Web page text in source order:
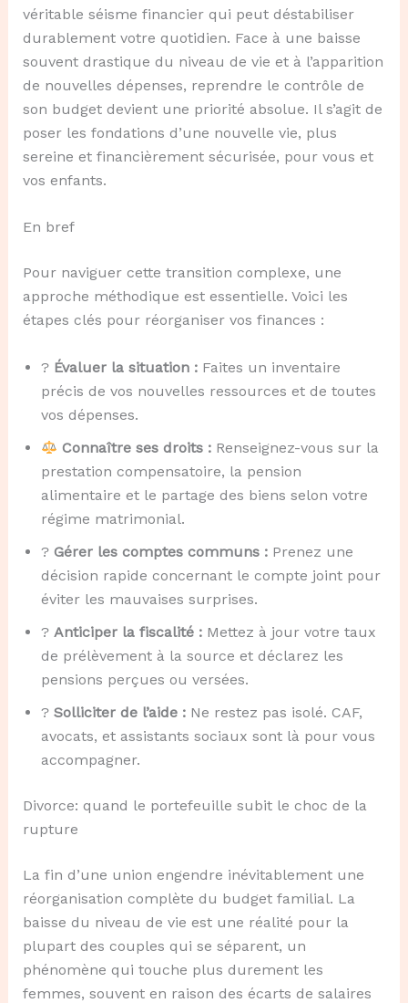
véritable séisme financier qui peut déstabiliser
durablement votre quotidien. Face à une baisse
souvent drastique du niveau de vie et à l’apparition
de nouvelles dépenses, reprendre le contrôle de
son budget devient une priorité absolue. Il s’agit de
poser les fondations d’une nouvelle vie, plus
sereine et financièrement sécurisée, pour vous et
vos enfants.
En bref
Pour naviguer cette transition complexe, une
approche méthodique est essentielle. Voici les
étapes clés pour réorganiser vos finances :
? Évaluer la situation :Faites un inventaire
précis de vos nouvelles ressources et de toutes
vos dépenses.
Connaître ses droits :Renseignez-vous sur la
prestation compensatoire, la pension
alimentaire et le partage des biens selon votre
régime matrimonial.
? Gérer les comptes communs :Prenez une
décision rapide concernant le compte joint pour
éviter les mauvaises surprises.
? Anticiper la fiscalité :Mettez à jour votre taux
de prélèvement à la source et déclarez les
pensions perçues ou versées.
? Solliciter de l’aide :Ne restez pas isolé. CAF,
avocats, et assistants sociaux sont là pour vous
accompagner.
Divorce: quand le portefeuille subit le choc de la
rupture
La fin d’une union engendre inévitablement une
réorganisation complète du budget familial. La
baisse du niveau de vie est une réalité pour la
plupart des couples qui se séparent, un
phénomène qui touche plus durement les
femmes, souvent en raison des écarts de salaires